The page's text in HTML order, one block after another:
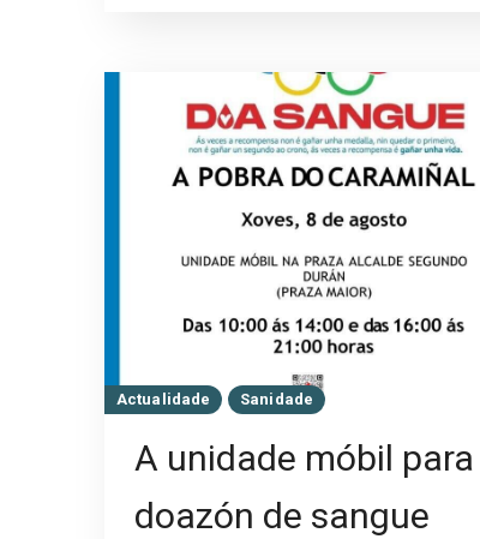
Actualidade Sanidade
A unidade móbil para
doazón de sangue